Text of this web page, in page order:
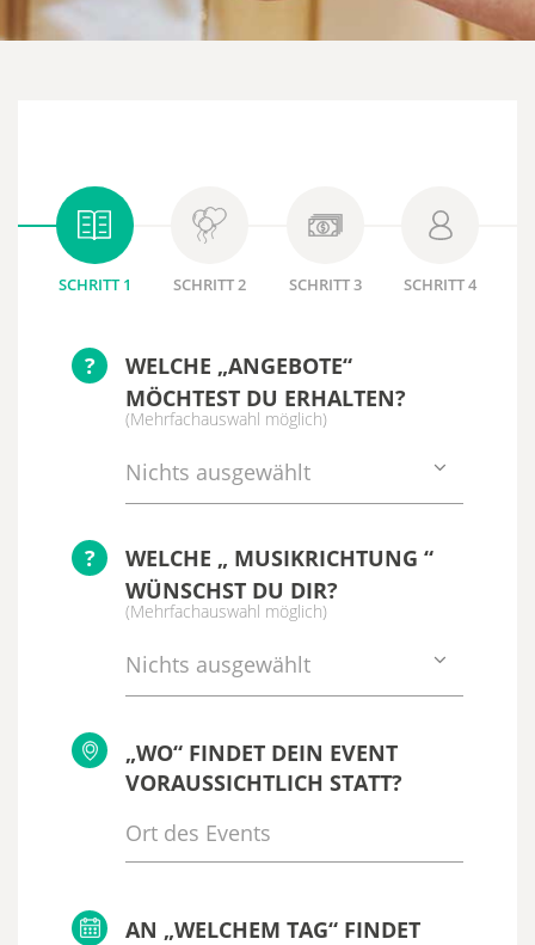
SCHRITT 1 SCHRITT 2 SCHRITT 3 SCHRITT 4
?
WELCHE „ANGEBOTE“
MÖCHTEST DU ERHALTEN?
(Mehrfachauswahl möglich)
Nichts ausgewählt
?
WELCHE „ MUSIKRICHTUNG “
WÜNSCHST DU DIR?
(Mehrfachauswahl möglich)
Nichts ausgewählt
„WO“ FINDET DEIN EVENT
VORAUSSICHTLICH STATT?
AN „WELCHEM TAG“ FINDET